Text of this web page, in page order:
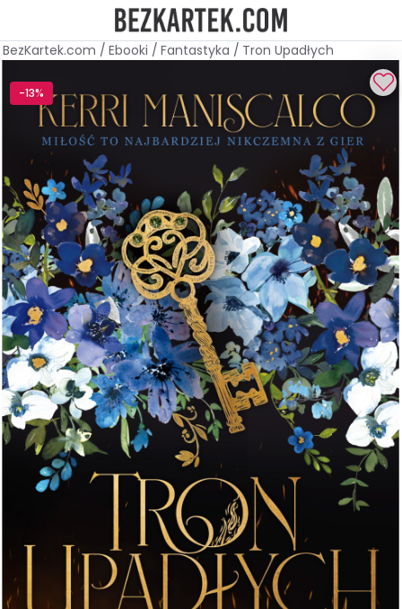
BezKartek.com / Ebooki / Fantastyka / Tron Upadłych
-13%